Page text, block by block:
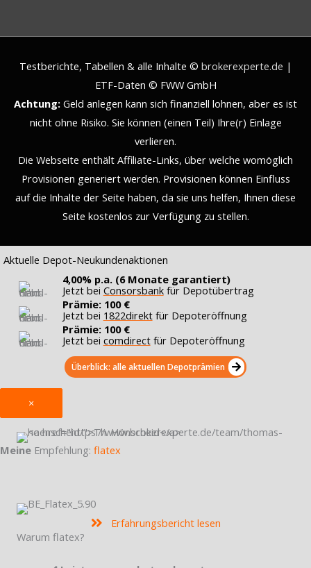
Testberichte, Tabellen & alle Inhalte © brokerexperte.de |
ETF-Daten © FWW GmbH
Achtung: Geld anlegen kann sich finanziell lohnen, aber es ist
nicht ohne Risiko. Sie können (einen Teil) Ihre(r) Einlage
verlieren.
Die Webseite enthält Affiliate-Links, über welche womöglich
Provisionen generiert werden. Provisionen können Einfluss
auf die Inhalte der Seite haben, da sie uns helfen, Ihnen diese
Seite kostenlos zur Verfügung zu stellen.
Aktuelle Depot-Neukundenaktionen
4,00% p.a. (6 Monate garantiert)
Jetzt bei Consorsbankfür Depotübertrag
Prämie: 100 €
Jetzt bei 1822direktfür Depoteröffnung
Prämie: 100 €
Jetzt bei comdirectfür Depoteröffnung
Überblick: alle aktuellen Depotprämien
×
Meine Empfehlung: flatex
Erfahrungsbericht lesen
Warum flatex?